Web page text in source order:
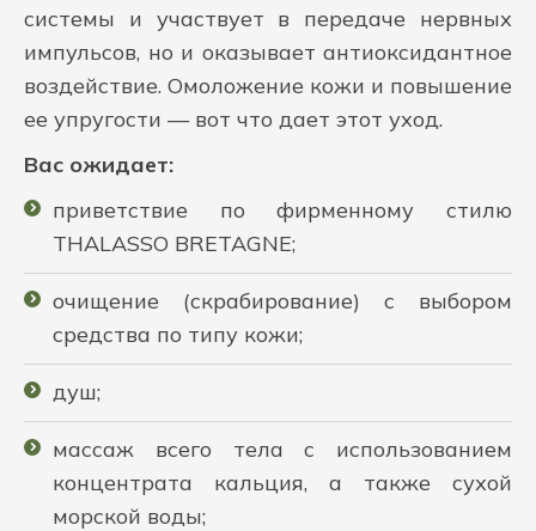
системы и участвует в передаче нервных
импульсов, но и оказывает антиоксидантное
воздействие. Омоложение кожи и повышение
ее упругости — вот что дает этот уход.
Вас ожидает:
приветствие по фирменному стилю
THALASSO BRETAGNE;
очищение (скрабирование) с выбором
средства по типу кожи;
душ;
массаж всего тела с использованием
концентрата кальция, а также сухой
морской воды;